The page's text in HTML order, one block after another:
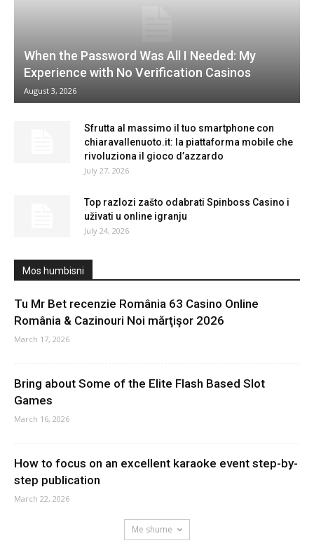
When the Password Was All I Needed: My
Experience with No Verification Casinos
August 3, 2026
Sfrutta al massimo il tuo smartphone con
chiaravallenuoto.it: la piattaforma mobile che
rivoluziona il gioco d’azzardo
July 27, 2026
Top razlozi zašto odabrati Spinboss Casino i
uživati u online igranju
July 24, 2026
Mos humbisni
Tu Mr Bet recenzie România 63 Casino Online
România & Cazinouri Noi mărţişor 2026
March 17, 2026
Bring about Some of the Elite Flash Based Slot
Games
March 16, 2026
How to focus on an excellent karaoke event step-by-
step publication
March 22, 2026
Me shume